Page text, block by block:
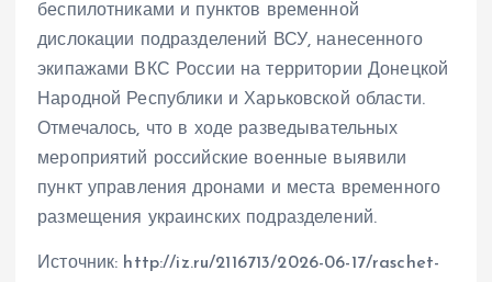
беспилотниками и пунктов временной
дислокации подразделений ВСУ, нанесенного
экипажами ВКС России на территории Донецкой
Народной Республики и Харьковской области.
Отмечалось, что в ходе разведывательных
мероприятий российские военные выявили
пункт управления дронами и места временного
размещения украинских подразделений.
Источник: http://iz.ru/2116713/2026-06-17/raschet-